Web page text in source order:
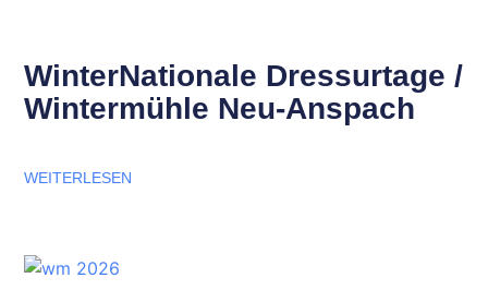
WinterNationale Dressurtage /
Wintermühle Neu-Anspach
WEITERLESEN